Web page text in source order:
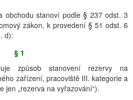
obchodu stanoví podle § 237 odst. 3
zákon, k provedení § 51 odst. 6
d):
§ 1
způsob stanovení rezervy na
zařízení, pracoviště III. kategorie a
jen „rezerva na vyřazování“).